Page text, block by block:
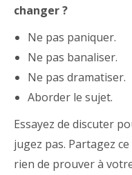
changer ?
Ne pas paniquer.
Ne pas banaliser.
Ne pas dramatiser.
Aborder le sujet.
Essayez de discuter
jugez pas. Partagez
rien de prouver à